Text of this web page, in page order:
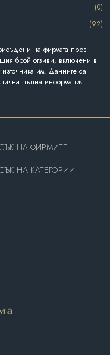
(0)
(92)
на фирмата през
брой отзиви, включени в
им. Данните са
пълна информация.
НА ФИРМИТЕ
НА КАТЕГОРИИ